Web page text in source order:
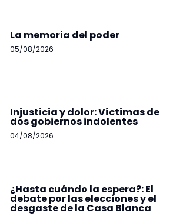
La memoria del poder
05/08/2026
Injusticia y dolor: Víctimas de
dos gobiernos indolentes
04/08/2026
¿Hasta cuándo la espera?: El
debate por las elecciones y el
desgaste de la Casa Blanca